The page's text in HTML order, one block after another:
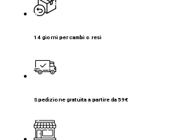
14 giorni per cambi o resi
Spedizione gratuita a partire da 59€